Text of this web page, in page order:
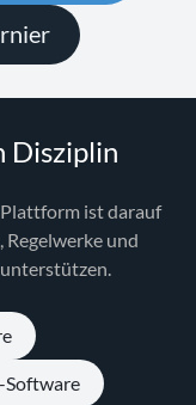
Disziplin
ist darauf
Regelwerke und
Software